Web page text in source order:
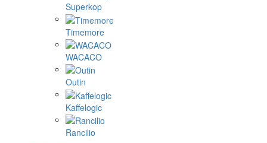
Superkop
Timemore
WACACO
Outin
Kaffelogic
Rancilio